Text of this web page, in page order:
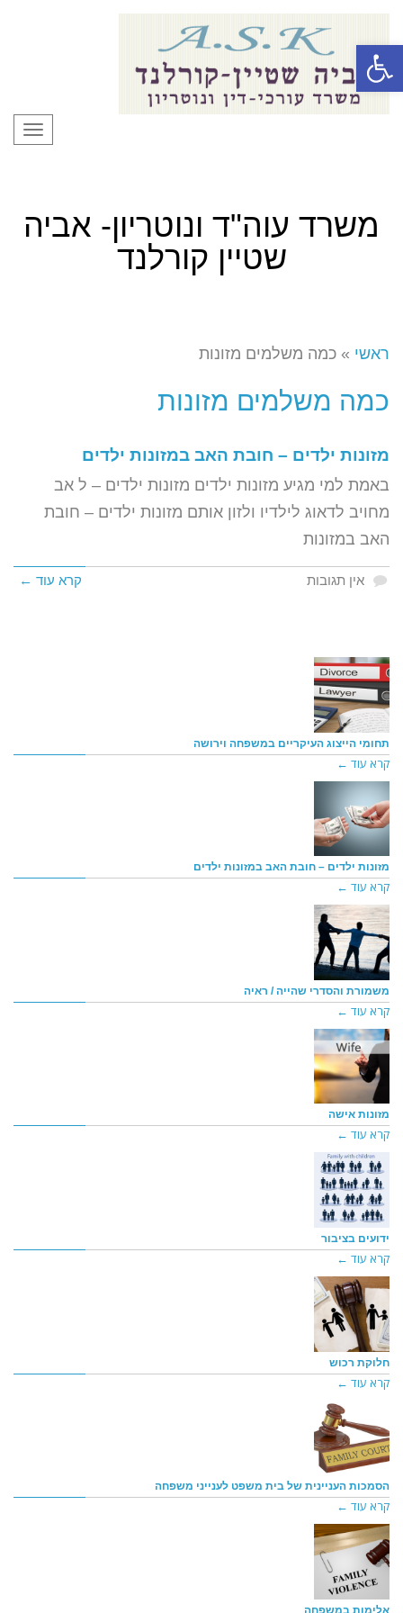
פתח סרגל נגישות
משרד עוה"ד ונוטריון- אביה
שטיין קורלנד
ראשי » כמה משלמים מזונות
כמה משלמים מזונות
מזונות ילדים – חובת האב במזונות ילדים
באמת למי מגיע מזונות ילדים מזונות ילדים – ל אב
מחויב לדאוג לילדיו ולזון אותם מזונות ילדים – חובת
האב במזונות
אין תגובות קרא עוד ←
תחומי הייצוג העיקריים במשפחה וירושה
קרא עוד ←
מזונות ילדים – חובת האב במזונות ילדים
קרא עוד ←
משמורת והסדרי שהייה / ראיה
קרא עוד ←
מזונות אישה
קרא עוד ←
ידועים בציבור
קרא עוד ←
חלוקת רכוש
קרא עוד ←
הסמכות העניינית של בית משפט לענייני משפחה
קרא עוד ←
אלימות במשפחה